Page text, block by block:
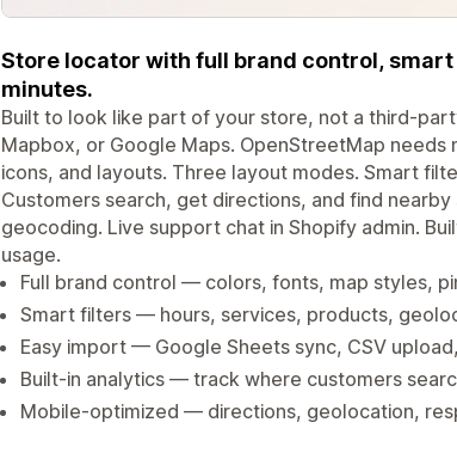
Store locator with full brand control,
minutes.
Built to look like part of your store, not a third-
Mapbox, or Google Maps. OpenStreetMap
icons, and layouts. Three layout modes. Smart
Customers search, get directions, and find
geocoding. Live support chat in Shopify admin.
usage.
Full brand control — colors, fonts, map styles,
Smart filters — hours, services, products,
Easy import — Google Sheets sync, CSV
Built-in analytics — track where customers
Mobile-optimized — directions, geolocation,